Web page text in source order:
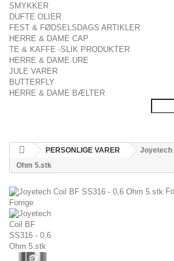
SMYKKER
DUFTE OLIER
FEST & FØDSELSDAGS ARTIKLER
HERRE & DAME CAP
TE & KAFFE -SLIK PRODUKTER
HERRE & DAME URE
JULE VARER
BUTTERFLY
HERRE & DAME BÆLTER
PERSONLIGE VARER
Joyetech
Ohm 5.stk
Forrige